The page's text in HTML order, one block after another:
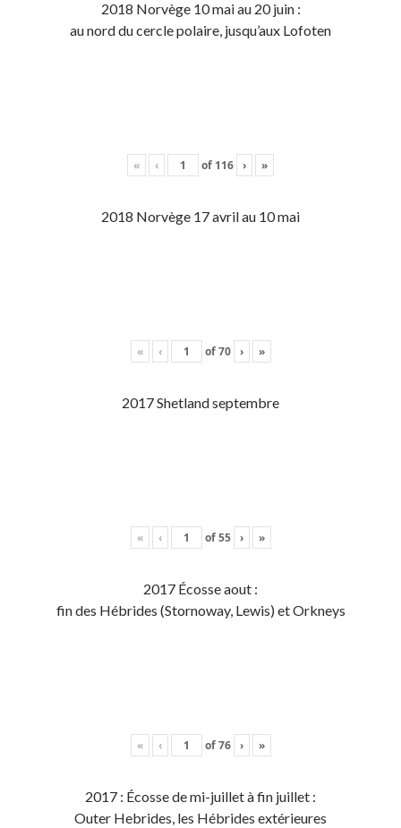
2018 Norvège 10 mai au 20 juin :
au nord du cercle polaire, jusqu’aux Lofoten
« ‹ of 116 › »
2018 Norvège 17 avril au 10 mai
« ‹ of70 › »
2017 Shetland septembre
« ‹ of55 › »
2017 Écosse aout :
fin des Hébrides (Stornoway, Lewis) et Orkneys
« ‹ of76 › »
2017 : Écosse de mi-juillet à fin juillet :
Outer Hebrides, les Hébrides extérieures